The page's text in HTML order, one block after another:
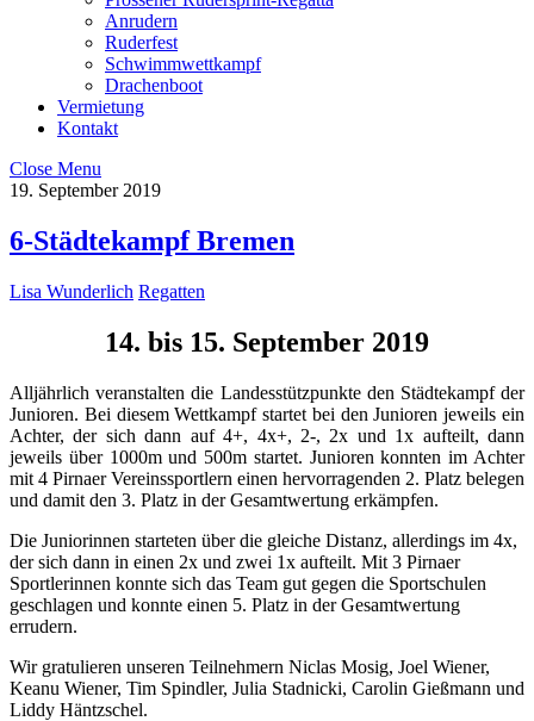
Anrudern
Ruderfest
Schwimmwettkampf
Drachenboot
Vermietung
Kontakt
Close Menu
19. September 2019
6-Städtekampf Bremen
Lisa Wunderlich Regatten
14. bis 15. September 2019
Alljährlich veranstalten die Landesstützpunkte den Städtekampf der
Junioren. Bei diesem Wettkampf startet bei den Junioren jeweils ein
Achter, der sich dann auf 4+, 4x+, 2-, 2x und 1x aufteilt, dann
jeweils über 1000m und 500m startet. Junioren konnten im Achter
mit 4 Pirnaer Vereinssportlern einen hervorragenden 2. Platz belegen
und damit den 3. Platz in der Gesamtwertung erkämpfen.
Die Juniorinnen starteten über die gleiche Distanz, allerdings im 4x,
der sich dann in einen 2x und zwei 1x aufteilt. Mit 3 Pirnaer
Sportlerinnen konnte sich das Team gut gegen die Sportschulen
geschlagen und konnte einen 5. Platz in der Gesamtwertung
errudern.
Wir gratulieren unseren Teilnehmern Niclas Mosig, Joel Wiener,
Keanu Wiener, Tim Spindler, Julia Stadnicki, Carolin Gießmann und
Liddy Häntzschel.